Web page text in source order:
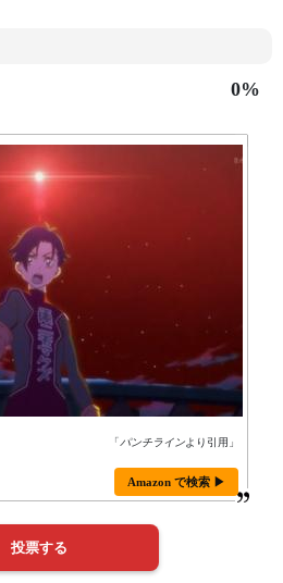
0%
「パンチラインより引用」
Amazon で検索 ▶